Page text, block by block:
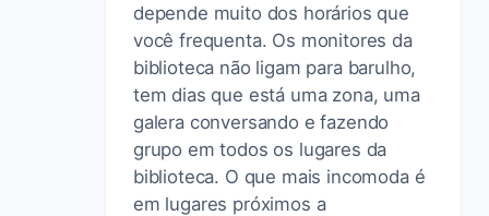
depende muito dos horários que
você frequenta. Os monitores da
biblioteca não ligam para barulho,
tem dias que está uma zona, uma
galera conversando e fazendo
grupo em todos os lugares da
biblioteca. O que mais incomoda é
em lugares próximos a